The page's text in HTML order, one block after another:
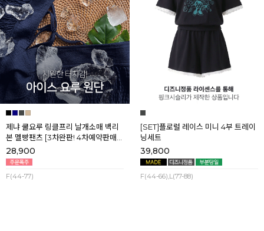
제냐 쿨요루 링클프리 날개소매 백리
본 멜빵팬츠 [3차완판! 4차예약판매]
[네이비] 8월셋째주 순차배송
28,900
F(44-77)
[SET]플로럴 레이스 미니 4부 트레이
닝세트
39,800
F(44-66),L(77-88)